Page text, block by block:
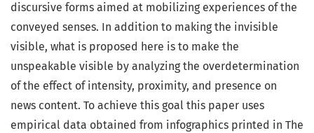
discursive forms aimed at mobilizing experiences of the
conveyed senses. In addition to making the invisible
visible, what is proposed here is to make the
unspeakable visible by analyzing the overdetermination
of the effect of intensity, proximity, and presence on
news content. To achieve this goal this paper uses
empirical data obtained from infographics printed in The